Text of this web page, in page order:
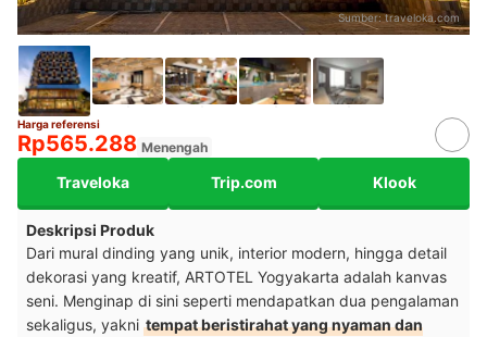
Sumber:traveloka.com
Harga referensi
Rp565.288 Menengah
Traveloka Trip.com Klook
Deskripsi Produk
Dari mural dinding yang unik, interior modern, hingga detail
dekorasi yang kreatif, ARTOTEL Yogyakarta adalah kanvas
seni. Menginap di sini seperti mendapatkan dua pengalaman
sekaligus, yakni tempat beristirahat yang nyaman dan